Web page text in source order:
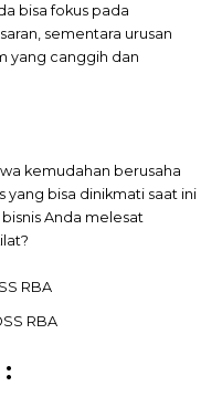
bisa fokus pada
sementara urusan
yang canggih dan
kemudahan berusaha
yang bisa dinikmati saat ini
Anda melesat
RBA
: